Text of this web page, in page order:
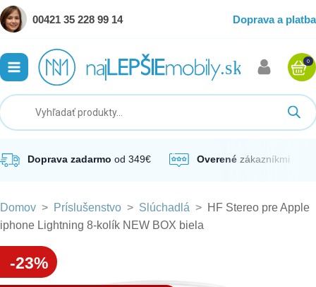
00421 35 228 99 14 Doprava a platba
0
Doprava zadarmo od 349€ Overené zákazníkmi
Domov > Príslušenstvo > Slúchadlá > HF Stereo pre Apple
iphone Lightning 8-kolík NEW BOX biela
-23%